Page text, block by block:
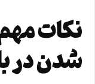
نکات
شدن در